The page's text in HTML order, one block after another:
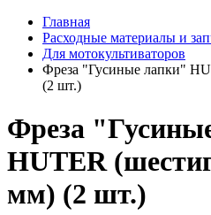
Главная
Расходные материалы и
Для мотокультиваторов
Фреза "Гусиные лапки"
(2 шт.)
Фреза
HUTER
мм) (2 шт.)